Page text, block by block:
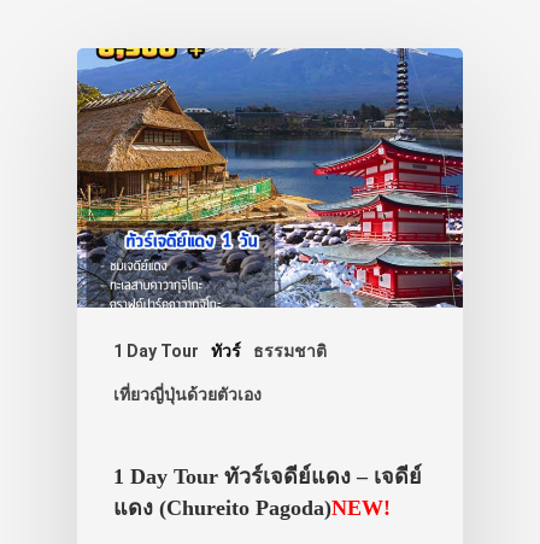
1 Day Tour ทัวร์ ธรรมชาติ
เที่ยวญี่ปุ่นด้วยตัวเอง
1 Day Tour ทัวร์เจดีย์แดง – เจดีย์
แดง (Chureito Pagoda)NEW!